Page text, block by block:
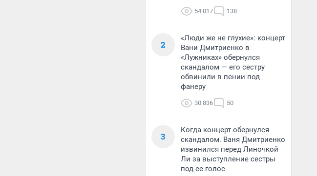
54 017 138
2
«Люди же не глухие»: концерт
Вани Дмитриенко в
«Лужниках» обернулся
скандалом — его сестру
обвинили в пении под
фанеру
30 836 50
3
Когда концерт обернулся
скандалом. Ваня Дмитриенко
извинился перед Линочкой
Ли за выступление сестры
под ее голос